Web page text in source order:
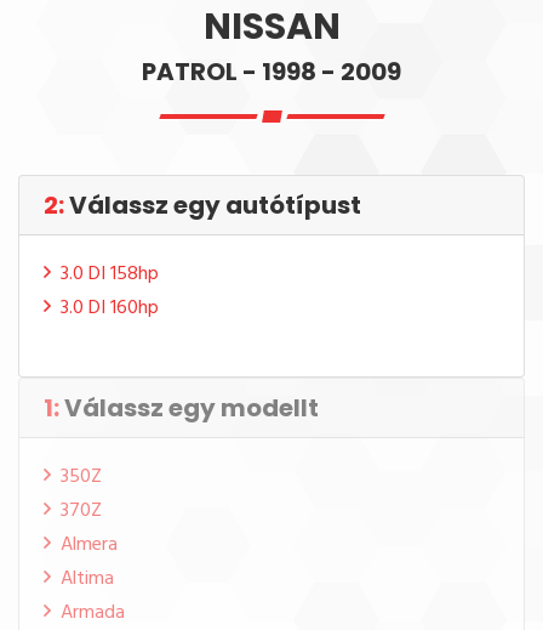
NISSAN
PATROL - 1998 - 2009
1:Válassz egy modellt
350Z
370Z
Almera
Altima
Armada
2:Válassz egy autótípust
3.0 DI 158hp
3.0 DI 160hp